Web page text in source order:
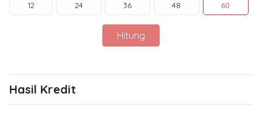
12 24 36 48 60
Hitung
Hasil Kredit